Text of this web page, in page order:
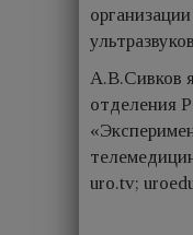
А.В.Сивков
отделения
uro.tv;